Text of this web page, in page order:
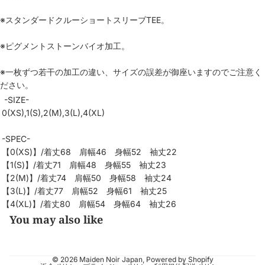
※スタンダードクルーショートスリーブTEE。
※ピグメントストーンバイオ加工。
※一枚ずつ若干の加工の違い、サイズの誤差が御座いますのでご注意く
ださい。
-SIZE-
0(XS),1(S),2(M),3(L),4(XL)
-SPEC-
【0(XS)】/着丈68 肩幅46 身幅52 袖丈22
【1(S)】/着丈71 肩幅48 身幅55 袖丈23
【2(M)】/着丈74 肩幅50 身幅58 袖丈24
【3(L)】/着丈77 肩幅52 身幅61 袖丈25
【4(XL)】/着丈80 肩幅54 身幅64 袖丈26
You may also like
© 2026 Maiden Noir Japan, Powered by Shopify